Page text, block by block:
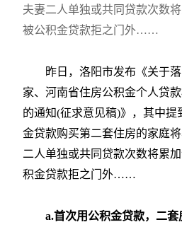
夫妻二人单独或共同贷款次数
被公积金贷款拒之门外……
昨日，洛阳市发布《关于
家、河南省住房公积金个人贷
的通知(征求意见稿)》，其中提
金贷款购买第二套住房的家庭
二人单独或共同贷款次数将累
积金贷款拒之门外……
a.首次用公积金贷款，二